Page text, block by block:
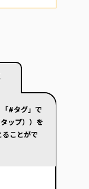
#タグ」で
ップ））を
ことがで